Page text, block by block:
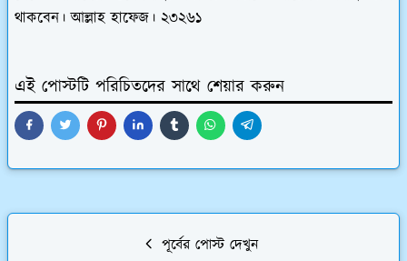
থাকবেন। আল্লাহ হাফেজ। ২৩২৬১
এই পোস্টটি পরিচিতদের সাথে শেয়ার করুন
পূর্বের পোস্ট দেখুন